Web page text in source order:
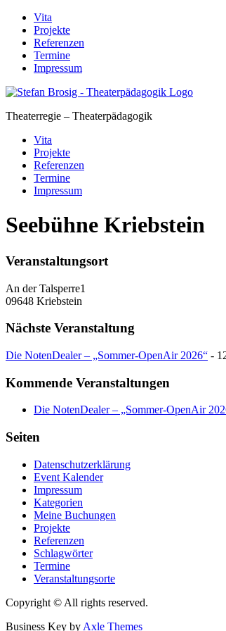
Skip
content
Vita
Projekte
Referenzen
Termine
Impressum
Theaterregie – Theaterpädagogik
Vita
Projekte
Referenzen
Termine
Impressum
Seebühne Kriebstein
Veranstaltungsort
An der Talsperre1
09648 Kriebstein
Nächste Veranstaltung
Die NotenDealer – „Sommer-OpenAir 2026“ -
Kommende Veranstaltungen
Die NotenDealer – „Sommer-OpenAir
Seiten
Datenschutzerklärung
Event Kalender
Impressum
Kategorien
Meine Buchungen
Projekte
Referenzen
Schlagwörter
Termine
Veranstaltungsorte
Copyright © All rights reserved.
Business Key by Axle Themes